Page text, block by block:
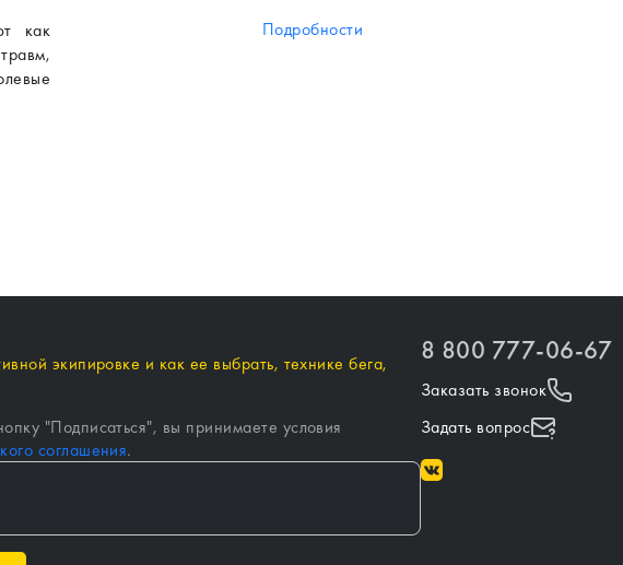
как
Подробности
экипировке и как ее выбрать, технике бега,
"Подписаться", вы принимаете условия
соглашения.
8 800 777-06-67
Заказать звонок
Задать вопрос